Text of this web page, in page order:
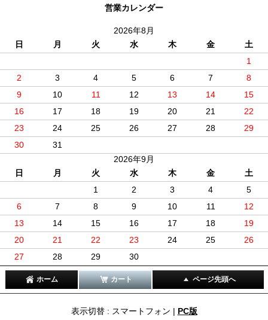
営業カレンダー
2026年8月
日
月 火 水 木 金
土
1
2
3 4 5 6 7
8
9
10 11 12 13 14
15
16
17 18 19 20 21
22
23
24 25 26 27 28
29
30
31
2026年9月
日
月 火 水 木 金
土
1
2 3 4
5
6
7 8 9 10 11
12
13
14 15 16 17 18
19
20
21 22 23 24 25
26
27
28 29 30
ホーム カート ページ先頭へ
表示切替 : スマートフォン | PC版